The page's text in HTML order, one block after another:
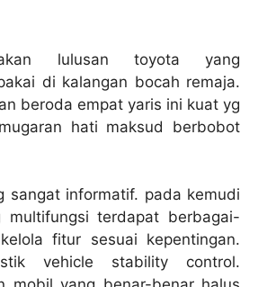
lulusan toyota yang
di kalangan bocah remaja.
beroda empat yaris ini kuat yg
hati maksud berbobot
sangat informatif. pada kemudi
multifungsi terdapat berbagai-
fitur sesuai kepentingan.
vehicle stability control.